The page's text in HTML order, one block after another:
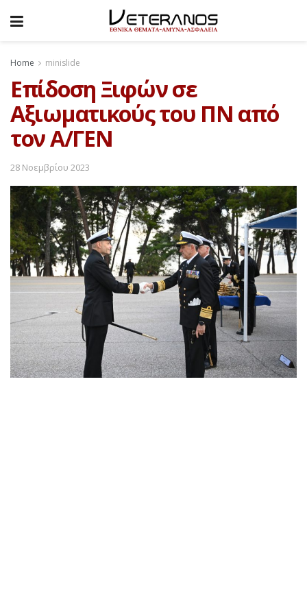
Home minislide
Επίδοση Ξιφών σε
Αξιωματικούς του ΠΝ από
τον Α/ΓΕΝ
28 Νοεμβρίου 2023